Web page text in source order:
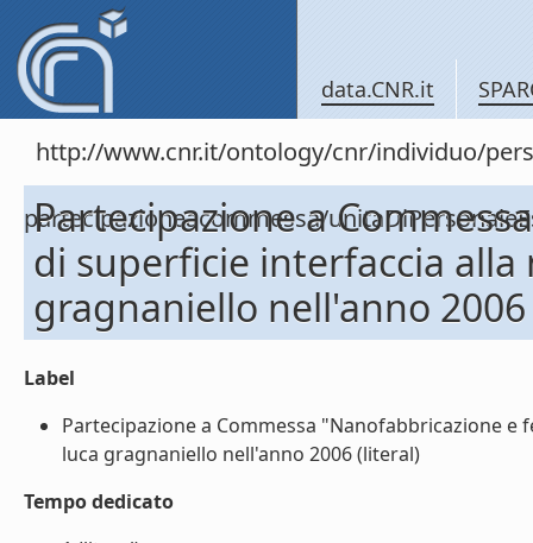
data.CNR.it
http://www.cnr.it/ontology/cnr/individuo/
partecipazioneacommessa/
Partecipazione a
di superficie interfaccia alla
gragnaniello nell'anno 2006
Label
Partecipazione a Commessa "Nanofabbricazione e
luca gragnaniello nell'anno 2006 (literal)
Tempo dedicato